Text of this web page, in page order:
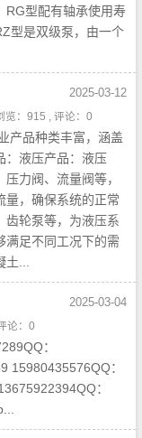
RG型配有轴承使用寿
型是双级泵，由一个
2025-03-12
览：915 , 评论：0
产品种类丰富，涵盖
：液压产品：液压
力阀、流量阀等，
量，确保系统的正常
齿轮泵等，为液压系
满足不同工况下的需
...
2025-03-04
论：0
：
15980435576QQ：
：